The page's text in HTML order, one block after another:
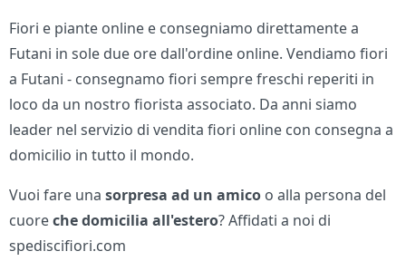
Fiori e piante online e consegniamo direttamente a
Futani in sole due ore dall'ordine online. Vendiamo fiori
a Futani - consegnamo fiori sempre freschi reperiti in
loco da un nostro fiorista associato. Da anni siamo
leader nel servizio di vendita fiori online con consegna a
domicilio in tutto il mondo.
Vuoi fare unasorpresa ad un amico o alla persona del
cuoreche domicilia all'estero? Affidati a noi di
spediscifiori.com